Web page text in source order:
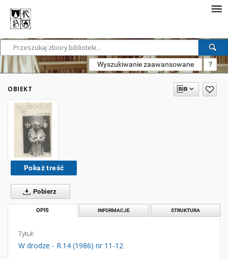
Wyszukiwanie zaawansowane ?
OBIEKT
Pokaż treść
Pobierz
OPIS INFORMACJE STRUKTURA
Tytuł:
W drodze - R.14 (1986) nr 11-12